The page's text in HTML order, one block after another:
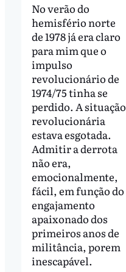
No verão do
hemisfério norte
de 1978 já era claro
para mim que o
impulso
revolucionário de
1974/75 tinha se
perdido. A situação
revolucionária
estava esgotada.
Admitir a derrota
não era,
emocionalmente,
fácil, em função do
engajamento
apaixonado dos
primeiros anos de
militância, porem
inescapável.